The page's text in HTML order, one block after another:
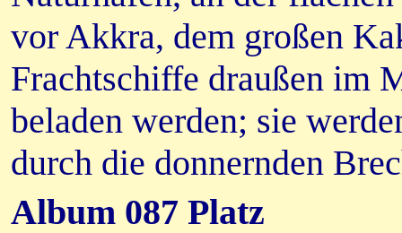
vor Akkra, dem großen
Frachtschiffe draußen im
beladen werden; sie
durch die donnernden
Album 087 Platz